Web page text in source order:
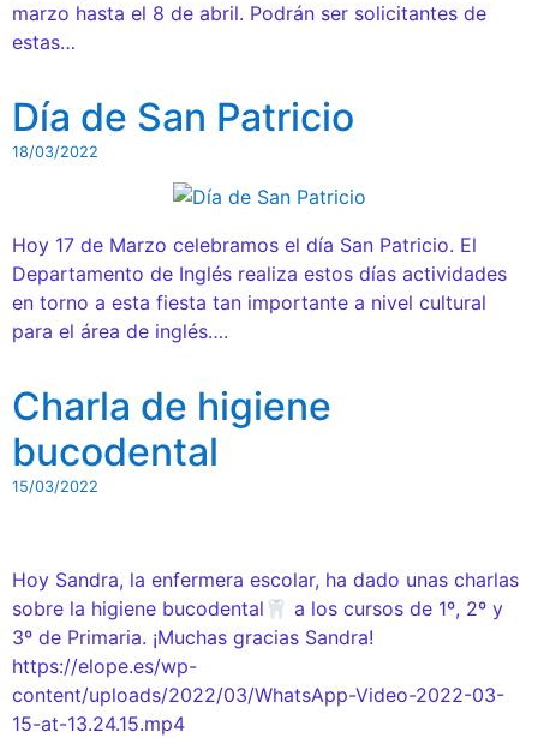
marzo hasta el 8 de abril. Podrán ser solicitantes de
estas…
Día de San Patricio
18/03/2022
Hoy 17 de Marzo celebramos el día San Patricio. El
Departamento de Inglés realiza estos días actividades
en torno a esta fiesta tan importante a nivel cultural
para el área de inglés….
Charla de higiene
bucodental
15/03/2022
Hoy Sandra, la enfermera escolar, ha dado unas charlas
sobre la higiene bucodental🦷 a los cursos de 1º, 2º y
3º de Primaria. ¡Muchas gracias Sandra!
https://elope.es/wp-
content/uploads/2022/03/WhatsApp-Video-2022-03-
15-at-13.24.15.mp4